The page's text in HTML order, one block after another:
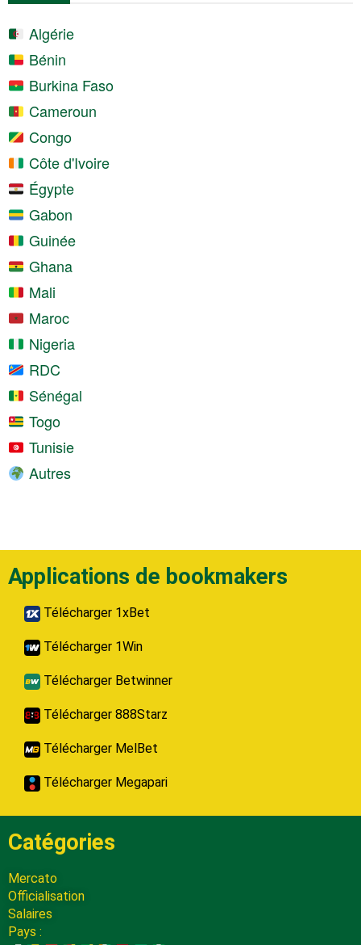
Algérie
Bénin
Burkina Faso
Cameroun
Congo
Côte d'Ivoire
Égypte
Gabon
Guinée
Ghana
Mali
Maroc
Nigeria
RDC
Sénégal
Togo
Tunisie
Autres
Applications de bookmakers
Télécharger 1xBet
Télécharger 1Win
Télécharger Betwinner
Télécharger 888Starz
Télécharger MelBet
Télécharger Megapari
Catégories
Mercato
Officialisation
Salaires
Pays :